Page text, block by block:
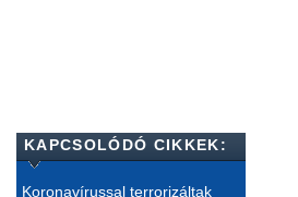
KAPCSOLÓDÓ CIKKEK:
Koronavírussal terrorizáltak